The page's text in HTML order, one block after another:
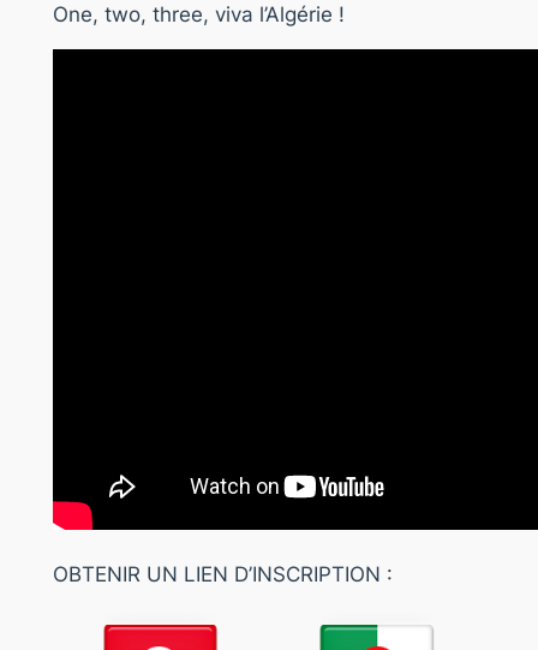
One, two, three, viva l’Algérie !
OBTENIR UN LIEN D’INSCRIPTION :